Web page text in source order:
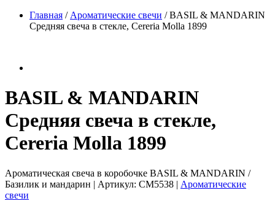
Главная / Ароматические свечи /BASIL & MANDARIN
Средняя свеча в стекле, Cereria Molla 1899
BASIL & MANDARIN
Средняя свеча в стекле,
Cereria Molla 1899
Ароматическая свеча в коробочке BASIL & MANDARIN /
Базилик и мандарин | Артикул: CM5538 | Ароматические
свечи